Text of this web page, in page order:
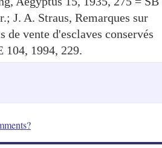
J. A. Straus, Remarques sur
de vente d'esclaves conservés
104, 1994, 229.